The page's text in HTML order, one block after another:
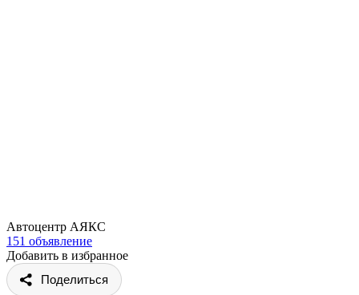
Автоцентр АЯКС
151 объявление
Добавить в избранное
Поделиться